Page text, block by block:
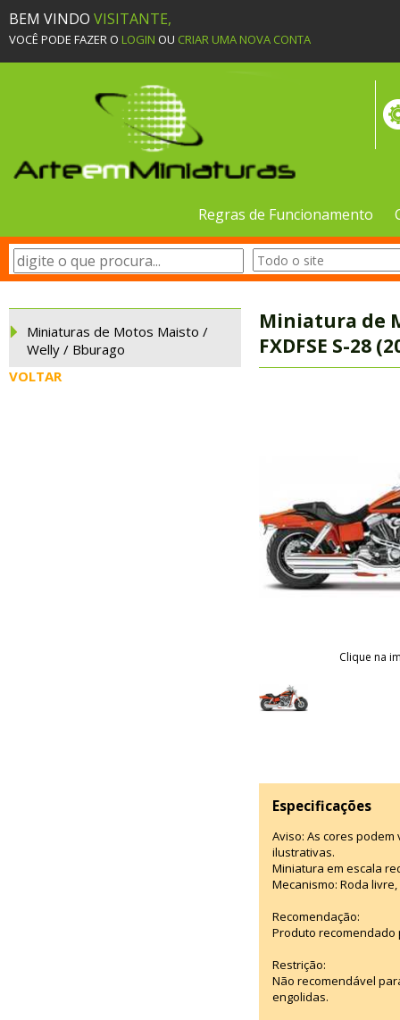
BEM VINDO VISITANTE,
VOCÊ PODE FAZER O LOGIN OU CRIAR UMA NOVA CONTA
Regras de Funcionamento
Miniaturas de Motos Maisto /
Welly / Bburago
VOLTAR
Miniatura de
FXDFSE S-28
Clique na
Especificações
Aviso: As cores
ilustrativas.
Miniatura em escala
Mecanismo: Roda
Recomendação:
Produto recomendado
Restrição:
Não recomendável
engolidas.